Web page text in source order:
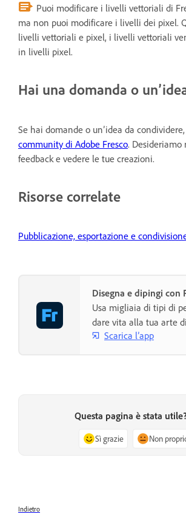
Puoi modificare i livelli vettoriali di
ma non puoi modificare i livelli dei pixel.
livelli vettoriali e pixel, i livelli vettoriali
in livelli pixel.
Hai una domanda o
Se hai domande o un’idea da
community di Adobe Fresco. Desideriamo
feedback e vedere le tue creazioni.
Risorse correlate
Pubblicazione, esportazione e
Disegna e dipingi con
Usa migliaia di tipi di
dare vita alla tua arte
Scarica l’app
Questa pagina è stata
Sì grazie Non
Indietro